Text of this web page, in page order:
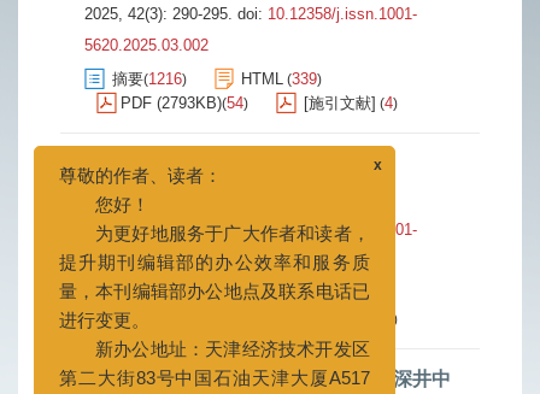
2025, 42(3): 290-295. doi: 10.12358/j.issn.1001-
5620.2025.03.002
摘要(1216) HTML (339)
PDF (2793KB)(54) [施引文献] (4)
东海超深大位移井油基钻井液技术
佘运虎
2025, 42(3): 296-301.doi:10.12358/j.issn.1001-
5620.2025.03.003
摘要(1058) HTML(323)
PDF (2242KB) )
钻井液可降解携岩剂的研制及在万米深井中
尊敬的作者、读者：
您好！
为更好地服务于广大作者和读者，
提升期刊编辑部的办公效率和服务质
量，本刊编辑部办公地点及联系电话已
进行变更。
新办公地址：天津经济技术开发区